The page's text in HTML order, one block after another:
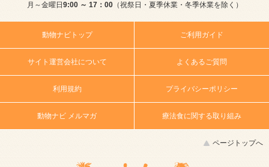
月～金曜日 9:00 ～ 17：00（祝祭日・夏季休業・冬季休業を除く）
動物ナビトップ ご利用ガイド
サイト運営会社について よくあるご質問
利用規約 プライバシーポリシー
動物ナビ メルマガ 療法食に関する取り組み
ページトップへ